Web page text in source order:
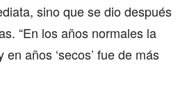
sino que se dio después
“En los años normales la
años ‘secos’ fue de más